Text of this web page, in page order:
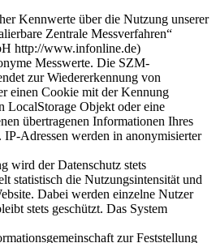
Kennwerte über die Nutzung unserer
Zentrale Messverfahren“
http://www.infonline.de)
Messwerte. Die SZM-
zur Wiedererkennung von
einen Cookie mit der Kennung
LocalStorage Objekt oder eine
übertragenen Informationen Ihres
Adressen werden in anonymisierter
wird der Datenschutz stets
statistisch die Nutzungsintensität und
Dabei werden einzelne Nutzer
stets geschützt. Das System
zur Feststellung